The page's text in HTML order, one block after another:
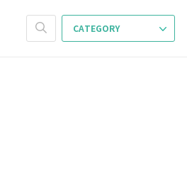
CATEGORY